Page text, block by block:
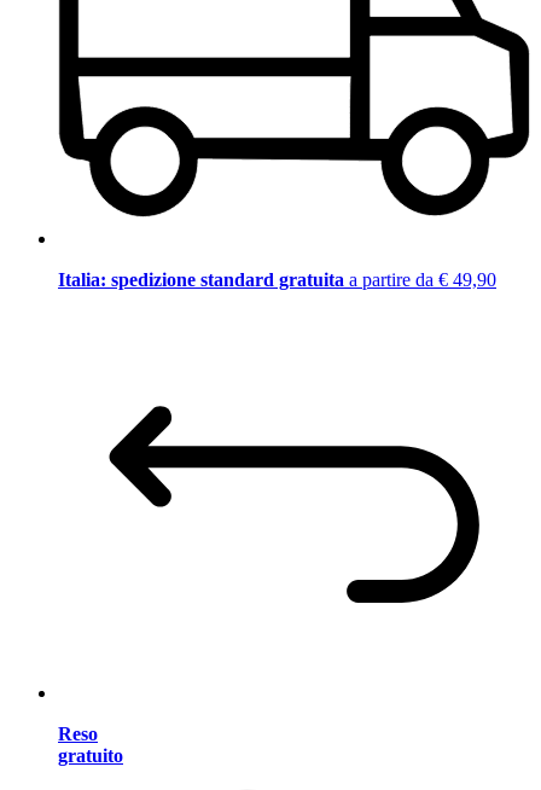
Italia: spedizione standard gratuita a partire da € 49,90
Reso
gratuito